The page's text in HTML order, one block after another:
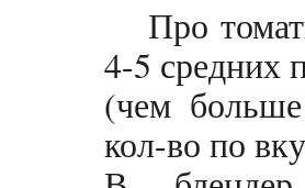
Про
4-5 средних
(чем
кол-во по